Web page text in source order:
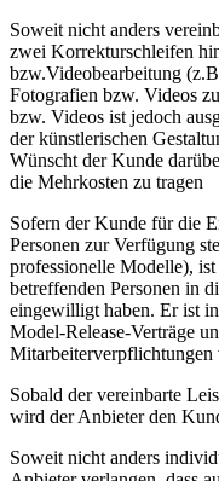
Soweit nicht anders
zwei Korrekturschleifen
bzw.Videobearbeitung
Fotografien bzw. Videos
bzw. Videos ist jedoch
der künstlerischen
Wünscht der Kunde
die Mehrkosten zu tragen
Sofern der Kunde für die
Personen zur Verfügung
professionelle Modelle),
betreffenden Personen in
eingewilligt haben. Er ist
Model-Release-Verträge
Mitarbeiterverpflichtungen
Sobald der vereinbarte
wird der Anbieter den
Soweit nicht anders